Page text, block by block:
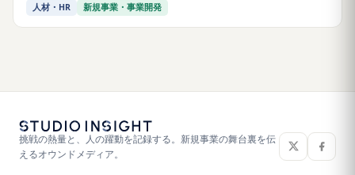
人材・HR 新規事業・事業開発
挑戦の熱量と、人の躍動を記録する。新規事業の舞台裏を伝
えるオウンドメディア。